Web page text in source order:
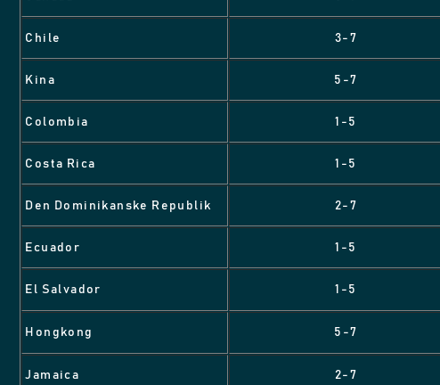
Chile 3-7
Kina 5-7
Colombia 1-5
Costa Rica 1-5
Den Dominikanske Republik 2-7
Ecuador 1-5
El Salvador 1-5
Hongkong 5-7
Jamaica 2-7